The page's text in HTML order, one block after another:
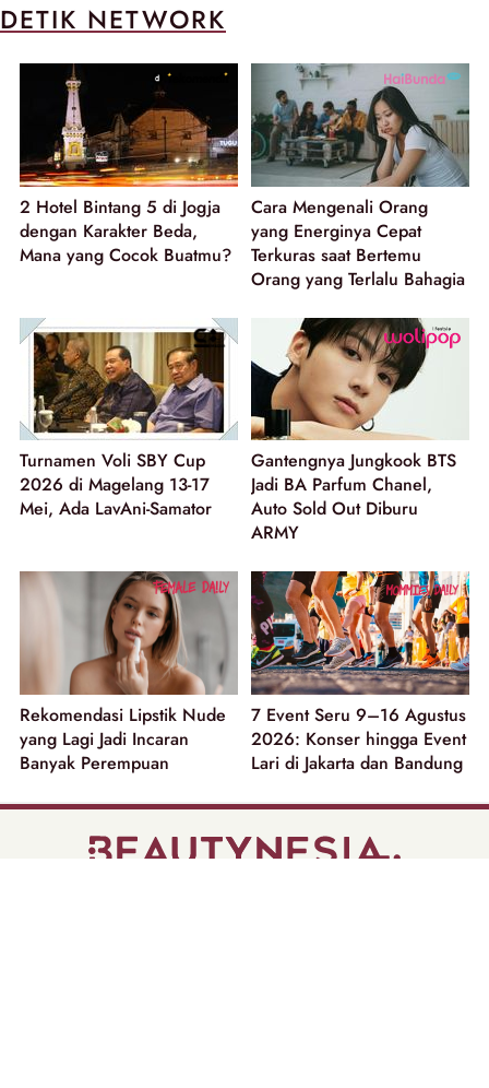
DETIK NETWORK
2 Hotel Bintang 5 di Jogja
dengan Karakter Beda,
Mana yang Cocok Buatmu?
Cara Mengenali Orang
yang Energinya Cepat
Terkuras saat Bertemu
Orang yang Terlalu Bahagia
Turnamen Voli SBY Cup
2026 di Magelang 13-17
Mei, Ada LavAni-Samator
Gantengnya Jungkook BTS
Jadi BA Parfum Chanel,
Auto Sold Out Diburu
ARMY
Rekomendasi Lipstik Nude
yang Lagi Jadi Incaran
Banyak Perempuan
7 Event Seru 9–16 Agustus
2026: Konser hingga Event
Lari di Jakarta dan Bandung